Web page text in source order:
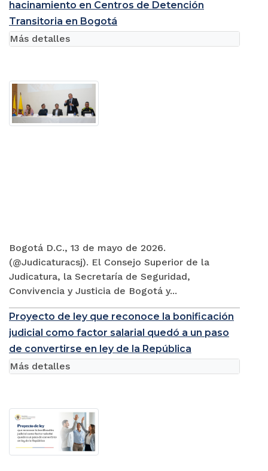
hacinamiento en Centros de Detención
Transitoria en Bogotá
Bogotá D.C., 13 de mayo de 2026.
(@Judicaturacsj). El Consejo Superior de la
Judicatura, la Secretaría de Seguridad,
Convivencia y Justicia de Bogotá y...
Más detalles
Proyecto de ley que reconoce la bonificación
judicial como factor salarial quedó a un paso
de convertirse en ley de la República
Más detalles